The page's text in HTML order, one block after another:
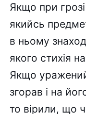
Якщо при
якийсь
в ньому
якого стихія
Якщо
згорав і на
то вірили, що